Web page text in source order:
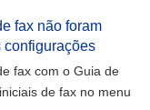
fax não foram
configurações
fax com o Guia de
de fax no menu